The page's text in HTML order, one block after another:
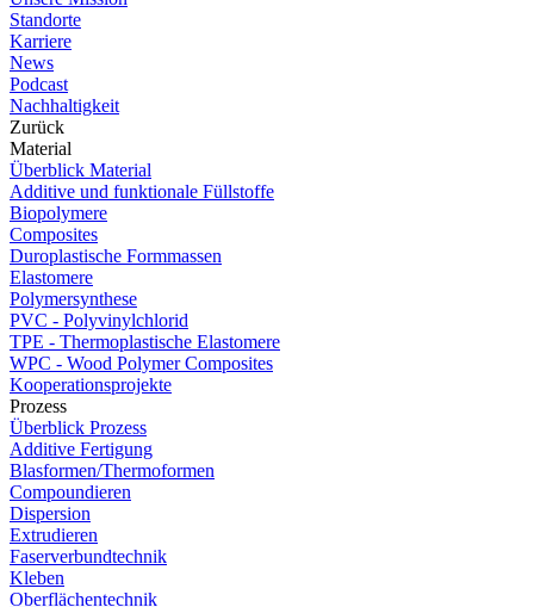
Standorte
Karriere
News
Podcast
Nachhaltigkeit
Zurück
Material
Überblick Material
Additive und funktionale Füllstoffe
Biopolymere
Composites
Duroplastische Formmassen
Elastomere
Polymersynthese
PVC - Polyvinylchlorid
TPE - Thermoplastische Elastomere
WPC - Wood Polymer Composites
Kooperationsprojekte
Prozess
Überblick Prozess
Additive Fertigung
Blasformen/Thermoformen
Compoundieren
Dispersion
Extrudieren
Faserverbundtechnik
Kleben
Oberflächentechnik